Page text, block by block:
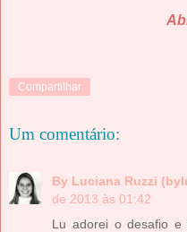
Compartilhar
Um comentário:
By Luciana Ruzzi
de 2013 às 01:42
Lu adorei o desafio e